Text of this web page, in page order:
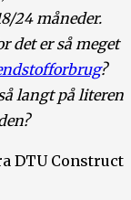
24 måneder.
det er så meget
?
langt på literen
DTU Construct